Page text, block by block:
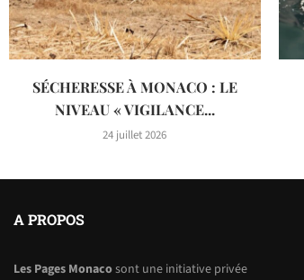
SÉCHERESSE À MONACO : LE
NIVEAU « VIGILANCE...
24 juillet 2026
A PROPOS
Les Pages Monacosont une initiative privée